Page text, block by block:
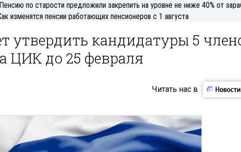
Пенсию по старости предложили закрепить на уровне не ниже 40% от
изменятся пенсии работающих пенсионеров с 1 августа
утвердить кандидатуры 5
ЦИК до 25 февраля
Читать нас в